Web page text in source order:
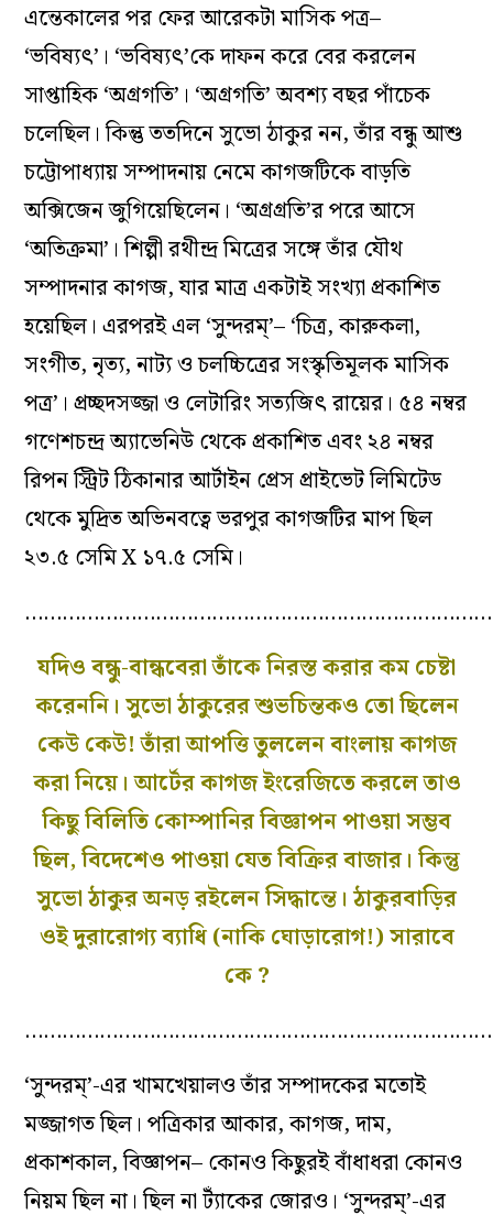
এন্তেকালের পর ফের আরেকটা মাসিক পত্র–
‘ভবিষ্যৎ’। ‘ভবিষ্যৎ’কে দাফন করে বের করলেন
সাপ্তাহিক ‘অগ্রগতি’। ‘অগ্রগতি’ অবশ্য বছর পাঁচেক
চলেছিল। কিন্তু ততদিনে সুভো ঠাকুর নন, তাঁর বন্ধু আশু
চট্টোপাধ্যায় সম্পাদনায় নেমে কাগজটিকে বাড়তি
অক্সিজেন জুগিয়েছিলেন। ‘অগ্রগ্রতি’র পরে আসে
‘অতিক্রমা’। শিল্পী রথীন্দ্র মিত্রের সঙ্গে তাঁর যৌথ
সম্পাদনার কাগজ, যার মাত্র একটাই সংখ্যা প্রকাশিত
হয়েছিল। এরপরই এল ‘সুন্দরম্‌’– ‘চিত্র, কারুকলা,
সংগীত, নৃত্য, নাট্য ও চলচ্চিত্রের সংস্কৃতিমূলক মাসিক
পত্র’। প্রচ্ছদসজ্জা ও লেটারিং সত্যজিৎ রায়ের। ৫৪ নম্বর
গণেশচন্দ্র অ্যাভেনিউ থেকে প্রকাশিত এবং ২৪ নম্বর
রিপন স্ট্রিট ঠিকানার আর্টাইন প্রেস প্রাইভেট লিমিটেড
থেকে মুদ্রিত অভিনবত্বে ভরপুর কাগজটির মাপ ছিল
২৩.৫ সেমি X ১৭.৫ সেমি।
যদিও বন্ধু-বান্ধবেরা তাঁকে নিরস্ত করার কম চেষ্টা
করেননি। সুভো ঠাকুরের শুভচিন্তকও তো ছিলেন
কেউ কেউ! তাঁরা আপত্তি তুললেন বাংলায় কাগজ
করা নিয়ে। আর্টের কাগজ ইংরেজিতে করলে তাও
কিছু বিলিতি কোম্পানির বিজ্ঞাপন পাওয়া সম্ভব
ছিল, বিদেশেও পাওয়া যেত বিক্রির বাজার। কিন্তু
সুভো ঠাকুর অনড় রইলেন সিদ্ধান্তে। ঠাকুরবাড়ির
ওই দুরারোগ্য ব্যাধি (নাকি ঘোড়ারোগ!) সারাবে
কে ?
‘সুন্দরম্‌’-এর খামখেয়ালও তাঁর সম্পাদকের মতোই
মজ্জাগত ছিল। পত্রিকার আকার, কাগজ, দাম,
প্রকাশকাল, বিজ্ঞাপন– কোনও কিছুরই বাঁধাধরা কোনও
নিয়ম ছিল না। ছিল না ট্যাঁকের জোরও। ‘সুন্দরম্‌’-এর